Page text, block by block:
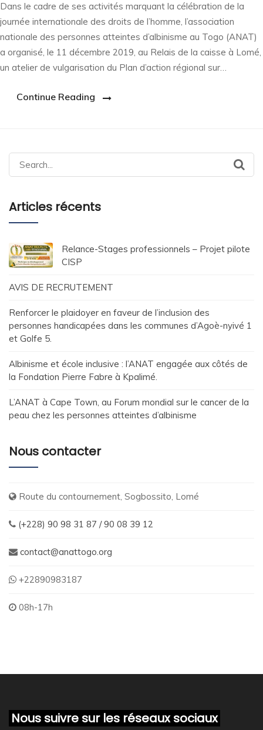
Dans le cadre de ses activités marquant la célébration de la
journée internationale des droits de l’homme, l’association
nationale des personnes atteintes d’albinisme au Togo (ANAT)
a organisé, le 11 décembre 2019, au Relais de la caisse à Lomé,
un atelier de vulgarisation du Plan d’action régional sur…
Continue Reading
Search
for:
Articles récents
Relance-Stages professionnels – Projet pilote
CISP
AVIS DE RECRUTEMENT
Renforcer le plaidoyer en faveur de l’inclusion des
personnes handicapées dans les communes d’Agoè-nyivé 1
et Golfe 5.
Albinisme et école inclusive : l’ANAT engagée aux côtés de
la Fondation Pierre Fabre à Kpalimé.
L’ANAT à Cape Town, au Forum mondial sur le cancer de la
peau chez les personnes atteintes d’albinisme
Nous contacter
Route du contournement, Sogbossito, Lomé
(+228) 90 98 31 87 / 90 08 39 12
contact@anattogo.org
+22890983187
08h-17h
Nous suivre sur les réseaux sociaux